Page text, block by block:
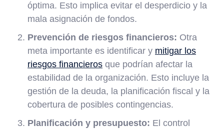
óptima. Esto implica evitar el desperdicio y la
mala asignación de fondos.
Prevención de riesgos financieros: Otra
meta importante es identificar y mitigar los
riesgos financieros que podrían afectar la
estabilidad de la organización. Esto incluye la
gestión de la deuda, la planificación fiscal y la
cobertura de posibles contingencias.
Planificación y presupuesto: El control